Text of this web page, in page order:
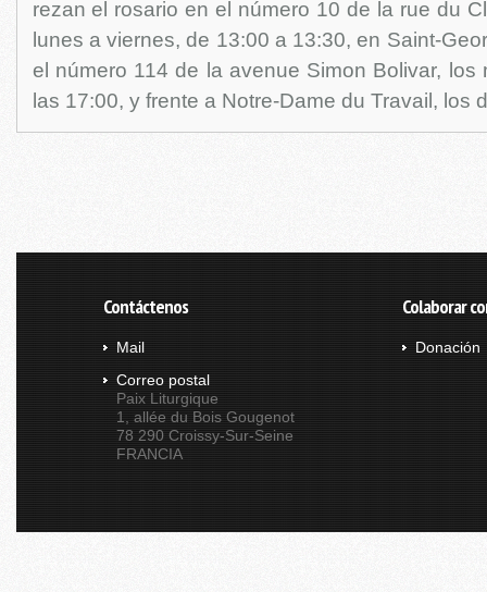
rezan el rosario en el número 10 de la rue du
lunes a viernes, de 13:00 a 13:30, en Saint-
el número 114 de la avenue Simon Bolivar, los
las 17:00, y frente a Notre-Dame du Travail, los
Contáctenos
Mail
Correo postal
Paix Liturgique
1, allée du Bois Gougenot
78 290 Croissy-Sur-Seine
FRANCIA
Colaborar
Donación